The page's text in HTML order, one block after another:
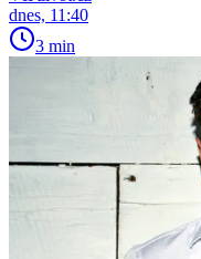
dnes, 11:40
3 min